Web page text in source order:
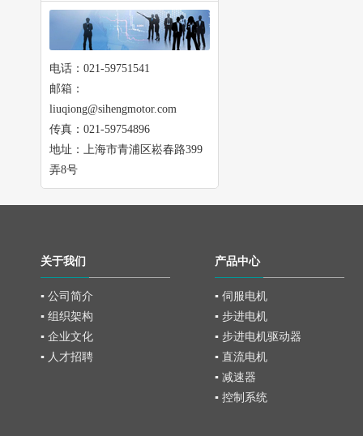
电话：021-59751541
邮箱：
liuqiong@sihengmotor.com
传真：021-59754896
地址：上海市青浦区崧春路399
弄8号
关于我们
▪ 公司简介
▪ 组织架构
▪ 企业文化
▪ 人才招聘
产品中心
▪ 伺服电机
▪ 步进电机
▪ 步进电机驱动器
▪ 直流电机
▪ 减速器
▪ 控制系统